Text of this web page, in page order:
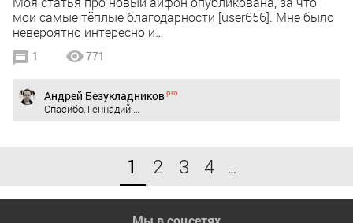
мои самые тёплые благодарности [user656]. Мне было
невероятно интересно и…
1 771
Андрей Безукладников
Спасибо, Геннадий!…
1 2 3 4 …